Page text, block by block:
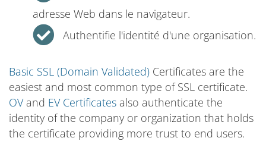
adresse Web dans le navigateur.
Authentifie l'identité d'une organisation.
Basic SSL (Domain Validated) Certificates are the
easiest and most common type of SSL certificate.
OVand EV Certificates also authenticate the
identity of the company or organization that holds
the certificate providing more trust to end users.